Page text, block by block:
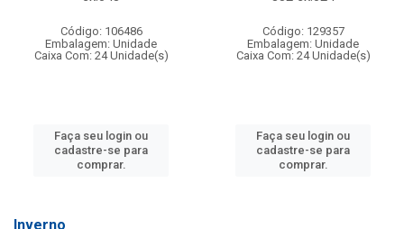
Código: 106486
Embalagem: Unidade
Caixa Com: 24 Unidade(s)
Faça seu login ou
cadastre-se para
comprar.
Código: 129357
Embalagem: Unidade
Caixa Com: 24 Unidade(s)
Faça seu login ou
cadastre-se para
comprar.
Inverno